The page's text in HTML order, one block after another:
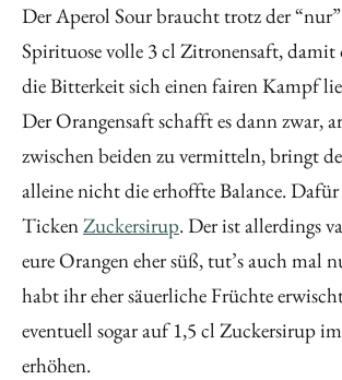
Der Aperol Sour braucht trotz der
Spirituose volle 3 cl Zitronensaft, damit
die Bitterkeit sich einen fairen Kampf
Der Orangensaft schafft es dann zwar,
zwischen beiden zu vermitteln, bringt
alleine nicht die erhoffte Balance.
TickenZuckersirup. Der ist allerdings
eure Orangen eher süß, tut’s auch mal
habt ihr eher säuerliche Früchte
eventuell sogar auf 1,5 cl Zuckersirup
erhöhen.